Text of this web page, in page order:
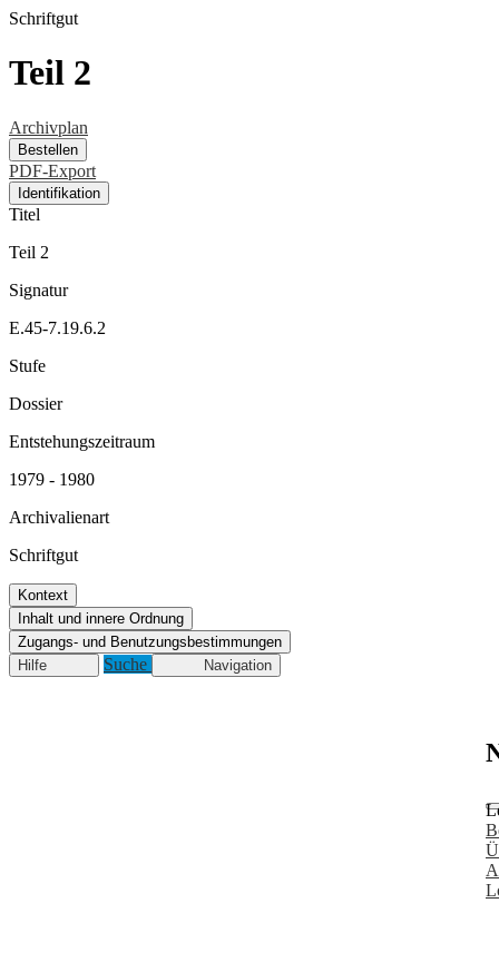
Schriftgut
Teil 2
Archivplan
Bestellen
PDF-Export
Identifikation
Titel
Teil 2
Signatur
E.45-7.19.6.2
Stufe
Dossier
Entstehungszeitraum
1979 - 1980
Archivalienart
Schriftgut
Kontext
Inhalt und innere Ordnung
Zugangs- und Benutzungsbestimmungen
Hilfe
Suche Navigation